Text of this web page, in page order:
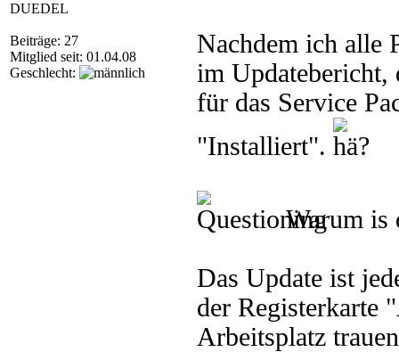
DUEDEL
Beiträge: 27
Mitglied seit: 01.04.08
Geschlecht:
Nachdem ich alle
im Updatebericht,
für das Service
"Installiert".
Warum is
Das Update ist
der Registerkarte
Arbeitsplatz